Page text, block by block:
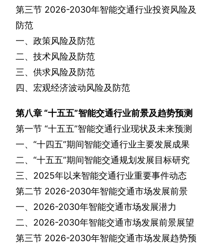
第三节 2026-2030年智能交通行业投资风险及
防范
一、政策风险及防范
二、技术风险及防范
三、供求风险及防范
四、宏观经济波动风险及防范
第八章 “十五五”智能交通行业前景及趋势预测
第一节 “十五五”智能交通行业现状及未来预测
一、“十四五”期间智能交通行业主要发展成果
二、“十五五”期间智能交通规划发展目标研究
三、 2025年以来智能交通行业重要事件动态
第二节 2026-2030年智能交通市场发展前景
一、 2026-2030年智能交通市场发展潜力
二、 2026-2030年智能交通市场发展前景展望
第三节 2026-2030年智能交通市场发展趋势预